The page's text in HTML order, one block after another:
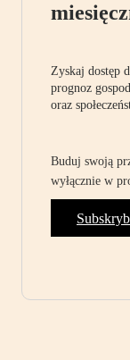
Zyskaj dostęp
prognoz
oraz
Buduj swoją
wyłącznie w